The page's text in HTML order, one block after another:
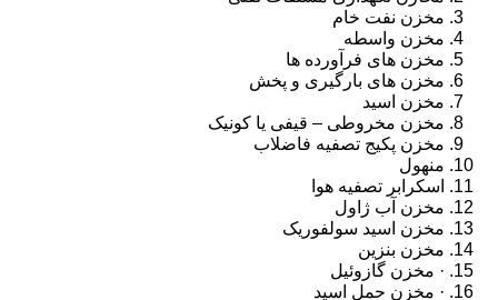
مخزن نفت خام
مخزن واسطه
مخزن های فرآورده ها
مخزن های بارگیری و پخش
مخزن اسید
مخزن مخروطی – قیفی یا کونیک
مخزن پکیج تصفیه فاضلاب
منهول
اسکرابر تصفیه هوا
مخزن آب ژاول
مخزن اسید سولفوریک
مخزن بنزین
· مخزن گازوئیل
· مخزن حمل اسید